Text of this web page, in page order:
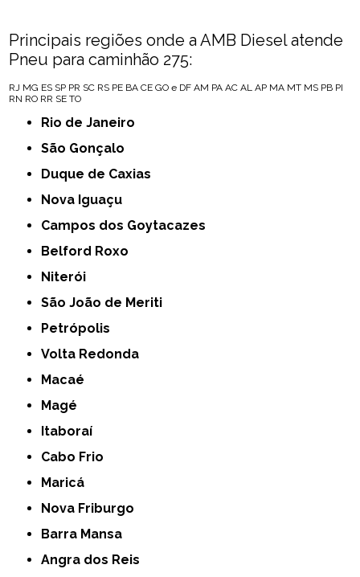
Principais regiões onde a AMB Diesel atende
Pneu para caminhão 275:
RJ MG ES SP PR SC RS PE BA CE GO e DF AM PA AC AL AP MA MT MS PB PI
RN RO RR SE TO
Rio de Janeiro
São Gonçalo
Duque de Caxias
Nova Iguaçu
Campos dos Goytacazes
Belford Roxo
Niterói
São João de Meriti
Petrópolis
Volta Redonda
Macaé
Magé
Itaboraí
Cabo Frio
Maricá
Nova Friburgo
Barra Mansa
Angra dos Reis